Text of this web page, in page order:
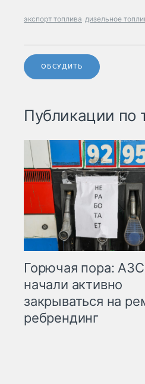
экспорт топлива дизельное
ОБСУДИТЬ
Публикации по
Горючая пора: АЗС
начали активно
закрываться на
ребрендинг